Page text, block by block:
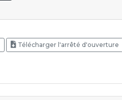
Télécharger l'arrêté d'ouverture